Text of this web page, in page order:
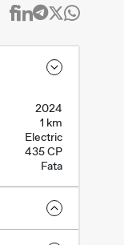
2024
1 km
Electric
435 CP
Fata